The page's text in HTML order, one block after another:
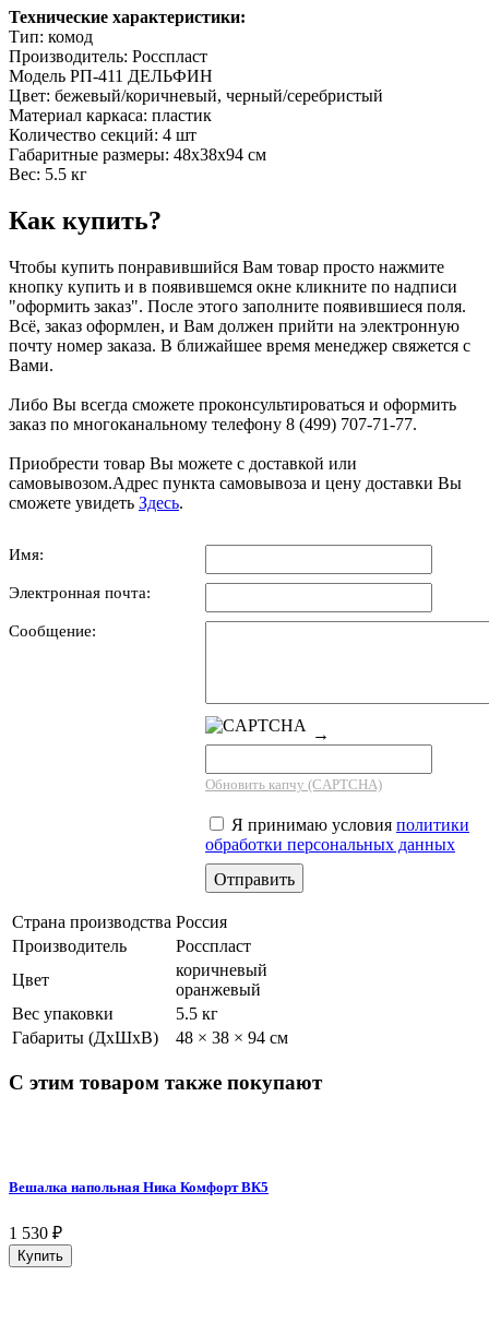
Технические характеристики:
Тип: комод
Производитель: Росспласт
Модель РП-411 ДЕЛЬФИН
Цвет: бежевый/коричневый, черный/серебристый
Материал каркаса: пластик
Количество секций: 4 шт
Габаритные размеры: 48х38х94 см
Вес: 5.5 кг
Как купить?
Чтобы купить понравившийся Вам товар просто нажмите
кнопку купить и в появившемся окне кликните по надписи
"оформить заказ". После этого заполните появившиеся поля.
Всё, заказ оформлен, и Вам должен прийти на электронную
почту номер заказа. В ближайшее время менеджер свяжется с
Вами.
Либо Вы всегда сможете проконсультироваться и оформить
заказ по многоканальному телефону 8 (499) 707-71-77.
Приобрести товар Вы можете с доставкой или
самовывозом.Адрес пункта самовывоза и цену доставки Вы
сможете увидеть Здесь.
Имя:
Электронная почта:
Сообщение:
→
Обновить капчу (CAPTCHA)
Я принимаю условия политики
обработки персональных данных
Страна производства Россия
Производитель
Росспласт
Цвет
коричневый
оранжевый
Вес упаковки
5.5 кг
Габариты (ДхШхВ)
48 × 38 × 94 см
С этим товаром также покупают
Вешалка напольная Ника Комфорт ВК5
1 530 ₽
Купить